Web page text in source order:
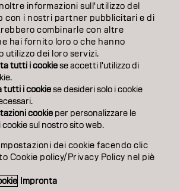
Cookie Policy
informazioni sull'utilizzo del
con i nostri partner pubblicitari e di
combinarle con altre
hai fornito loro o che hanno
utilizzo dei loro servizi.
tutti i cookiese accetti l'utilizzo di
tutti i cookiese desideri solo i cookie
cookie per personalizzare le
sul nostro sito web.
dei cookie facendo clic
Cookie policy/Privacy Policy nel piè
Impronta